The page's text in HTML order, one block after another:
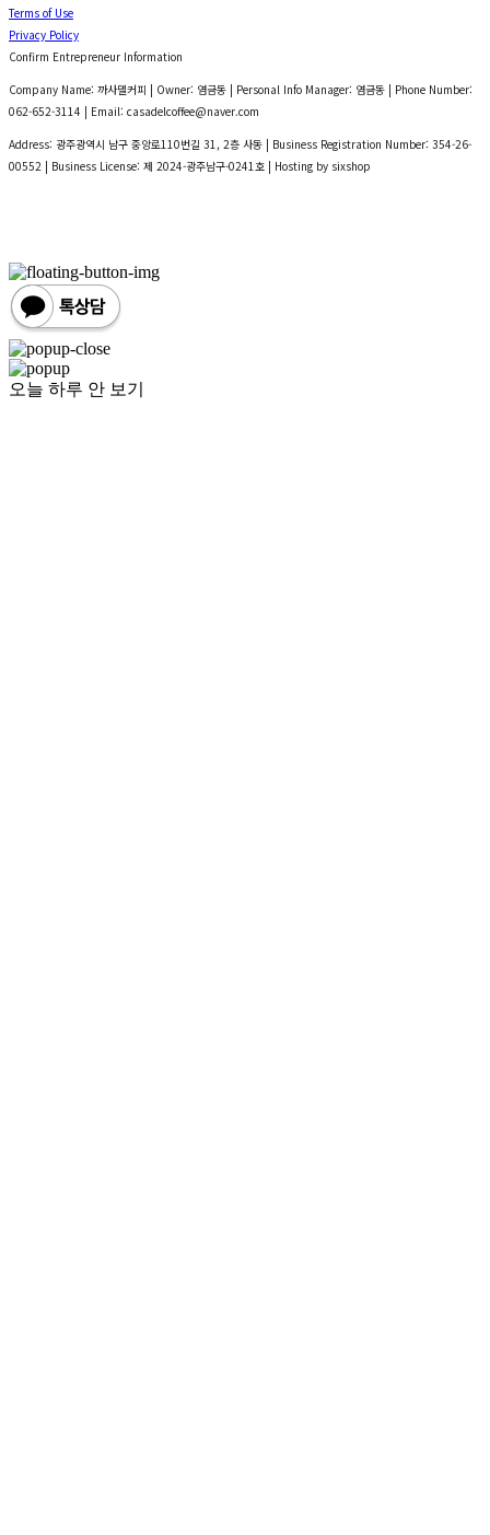
Terms of Use
Privacy Policy
Confirm Entrepreneur Information
Company Name: 까사델커피 | Owner: 염금동 | Personal Info Manager: 염금동 | Phone Number:
062-652-3114 | Email: casadelcoffee@naver.com
Address: 광주광역시 남구 중앙로110번길 31, 2층 사동 | Business Registration Number: 354-26-
00552 | Business License: 제 2024-광주남구-0241호 | Hosting by sixshop
오늘 하루 안 보기